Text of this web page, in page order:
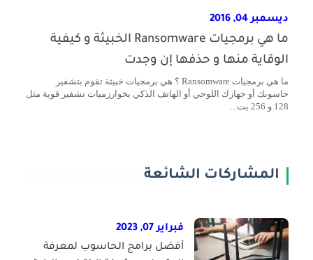
ديسمبر 04, 2016
ما هي برمجيات Ransomware الخبيثة و كيفية
الوقاية منها و حذفها إن وجدت
ما هي برمجيات Ransomware ؟ هي برمجيات خبيثة تقوم بتشفير
حاسوبك أو جهازك اللوحي أو الهاتف الذكي بخوارزميات تشفير قوية مثل
128 و 256 بت...
المشاركات الشائعة
فبراير 07, 2023
أفضل برامج الحاسوب لمعرفة